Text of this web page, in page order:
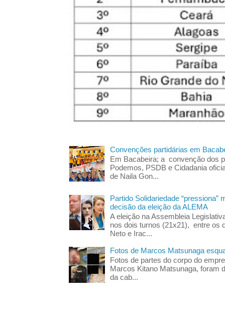
Convenções partidárias em
Em Bacabeira; a convenção dos
Podemos, PSDB e Cidadania
de Naila Gon...
Partido Solidariedade “pressiona”
decisão da eleição da ALEMA
A eleição na Assembleia
nos dois turnos (21x21), entre os
Neto e Irac...
Fotos de Marcos Matsunaga
Fotos de partes do corpo do
Marcos Kitano Matsunaga, foram
da cab...